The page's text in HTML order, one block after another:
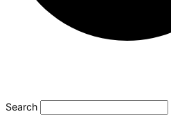
Search